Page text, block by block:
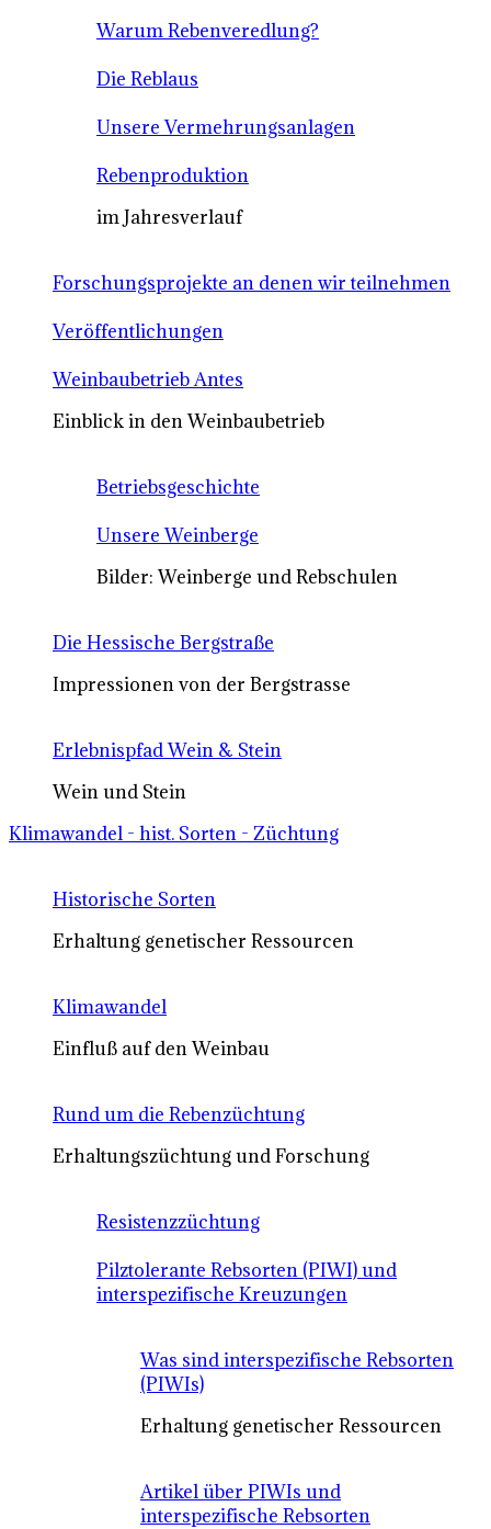
Warum Rebenveredlung?
Die Reblaus
Unsere Vermehrungsanlagen
Rebenproduktion
im Jahresverlauf
Forschungsprojekte an denen wir teilnehmen
Veröffentlichungen
Weinbaubetrieb Antes
Einblick in den Weinbaubetrieb
Betriebsgeschichte
Unsere Weinberge
Bilder: Weinberge und Rebschulen
Die Hessische Bergstraße
Impressionen von der Bergstrasse
Erlebnispfad Wein & Stein
Wein und Stein
Klimawandel - hist. Sorten - Züchtung
Historische Sorten
Erhaltung genetischer Ressourcen
Klimawandel
Einfluß auf den Weinbau
Rund um die Rebenzüchtung
Erhaltungszüchtung und Forschung
Resistenzzüchtung
Pilztolerante Rebsorten (PIWI) und
interspezifische Kreuzungen
Was sind interspezifische Rebsorten
(PIWIs)
Erhaltung genetischer Ressourcen
Artikel über PIWIs und
interspezifische Rebsorten